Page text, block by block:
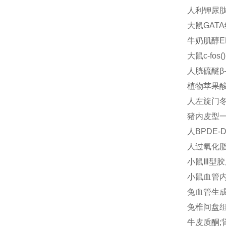
人利钾尿
大鼠
牛奶肌醇
大鼠c-
人胱硫醚
植物苹果
人左旋门
猪内皮型
人BPDE-
人过氧化
小鼠Ⅲ型
小鼠血管
兔血管生
兔椎间盘
牛皮质酮;